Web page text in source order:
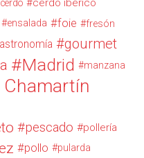
cerdo cerdo ibérico
ensalada foie fresón
gourmet
Madrid manzana
pescado pollería
pollo pularda